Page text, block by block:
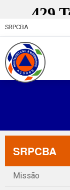
SRPCBA
SRPCBA
Missão